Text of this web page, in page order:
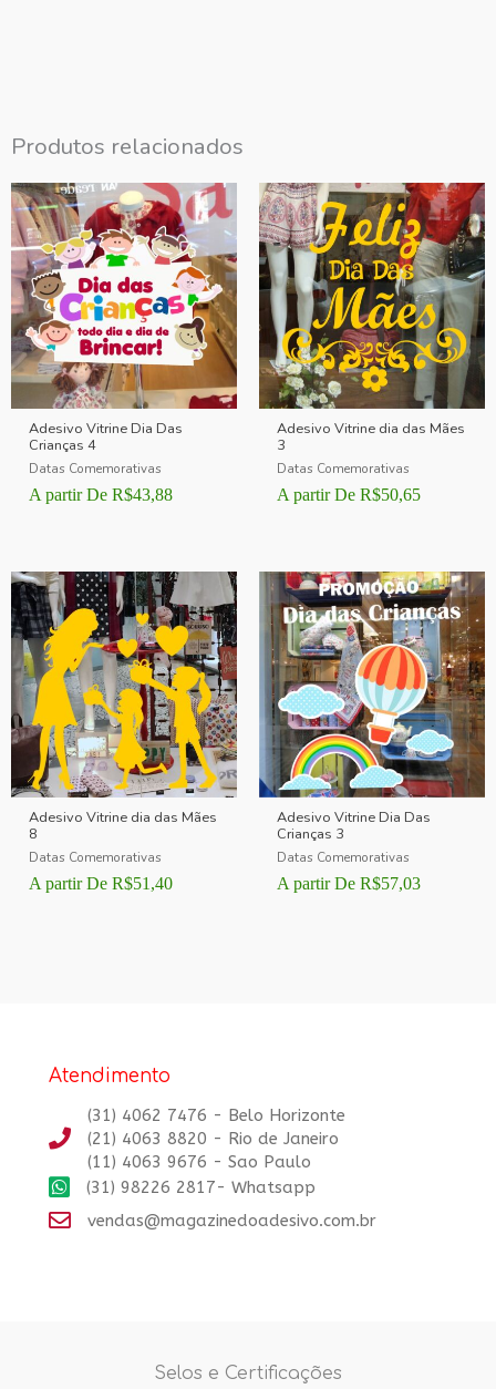
Produtos relacionados
Adesivo Vitrine Dia Das
Crianças 4
Datas Comemorativas
A partir De R$43,88
Adesivo Vitrine dia das Mães
3
Datas Comemorativas
A partir De R$50,65
Adesivo Vitrine dia das Mães
8
Datas Comemorativas
A partir De R$51,40
Adesivo Vitrine Dia Das
Crianças 3
Datas Comemorativas
A partir De R$57,03
Atendimento
(31) 4062 7476 - Belo Horizonte
(21) 4063 8820 - Rio de Janeiro
(11) 4063 9676 - Sao Paulo
(31) 98226 2817- Whatsapp
vendas@magazinedoadesivo.com.br
Selos e Certificações